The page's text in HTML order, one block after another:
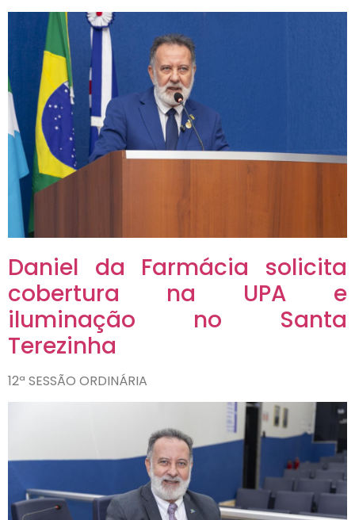
Daniel da Farmácia solicita
cobertura na UPA e
iluminação no Santa
Terezinha
12ª SESSÃO ORDINÁRIA